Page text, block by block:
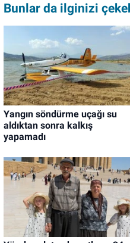
Bunlar da ilginizi
Yangın söndürme uçağı su
aldıktan sonra kalkış
yapamadı